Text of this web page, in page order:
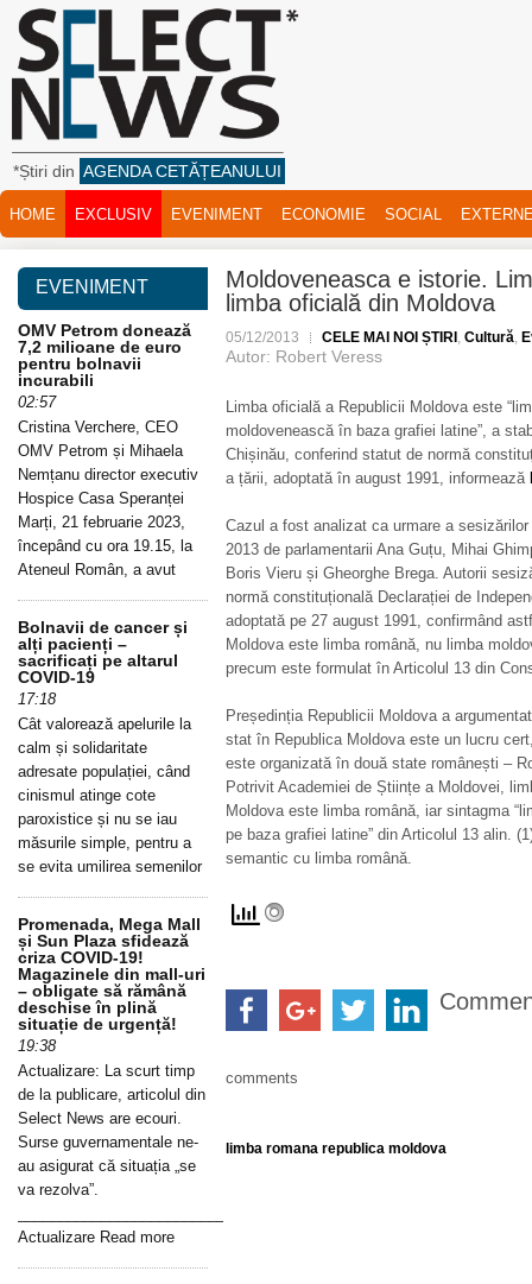
*Știri din AGENDA CETĂȚEANULUI
HOME EXCLUSIV EVENIMENT ECONOMIE SOCIAL
Moldoveneasca e istorie.
limba oficială din Moldova
05/12/2013 CELE MAI NOI ȘTIRI , Cultură,
Autor: Robert Veress
Limba oficială a Republicii Moldova este
moldovenească în baza grafiei latine”, a
Chișinău, conferind statut de normă
a țării, adoptată în august 1991, informează
Cazul a fost analizat ca urmare a
2013 de parlamentarii Ana Guțu, Mihai
Boris Vieru și Gheorghe Brega. Autorii
normă constituțională Declarației de
adoptată pe 27 august 1991, confirmând
Moldova este limba română, nu limba
precum este formulat în Articolul 13 din
Președinția Republicii Moldova a
stat în Republica Moldova este un lucru
este organizată în două state românești –
Potrivit Academiei de Științe a Moldovei,
Moldova este limba română, iar sintagma
pe baza grafiei latine” din Articolul 13 alin.
semantic cu limba română.
comments
limba romana republica moldova
EVENIMENT
OMV Petrom donează
7,2 milioane de euro
pentru bolnavii
incurabili
02:57
Cristina Verchere, CEO
OMV Petrom și Mihaela
Nemțanu director executiv
Hospice Casa Speranței
Marți, 21 februarie 2023,
începând cu ora 19.15, la
Ateneul Român, a avut
Bolnavii de cancer și
alți pacienți –
sacrificați pe altarul
COVID-19
17:18
Cât valorează apelurile la
calm și solidaritate
adresate populației, când
cinismul atinge cote
paroxistice și nu se iau
măsurile simple, pentru a
se evita umilirea semenilor
Promenada, Mega Mall
și Sun Plaza sfidează
criza COVID-19!
Magazinele din mall-uri
– obligate să rămână
deschise în plină
situație de urgență!
19:38
Actualizare: La scurt timp
de la publicare, articolul din
Select News are ecouri.
Surse guvernamentale ne-
au asigurat că situația „se
va rezolva”.
Actualizare Read more